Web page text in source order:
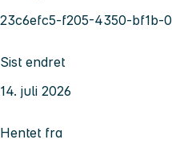
23c6efc5-f205-4350-bf1b-
Sist endret
14. juli 2026
Hentet fra